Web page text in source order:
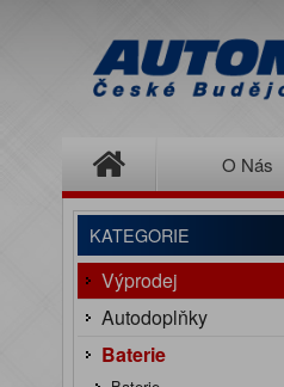
O Nás
KATEGORIE
Výprodej
Autodoplňky
Baterie